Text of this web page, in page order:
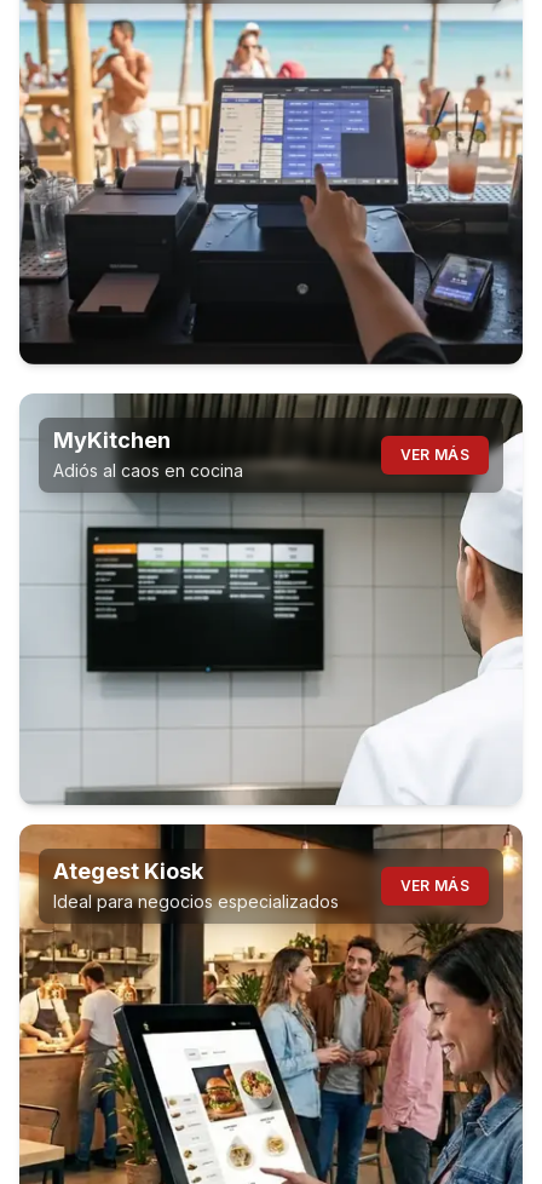
MyKitchen
Adiós al caos en cocina
VER MÁS
Ategest Kiosk
Ideal para negocios especializados
VER MÁS